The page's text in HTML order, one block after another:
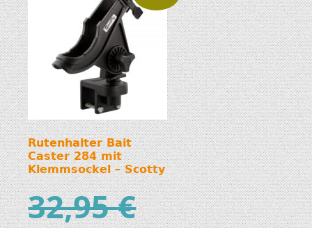
Rutenhalter Bait
Caster 284 mit
Klemmsockel – Scotty
32,95€